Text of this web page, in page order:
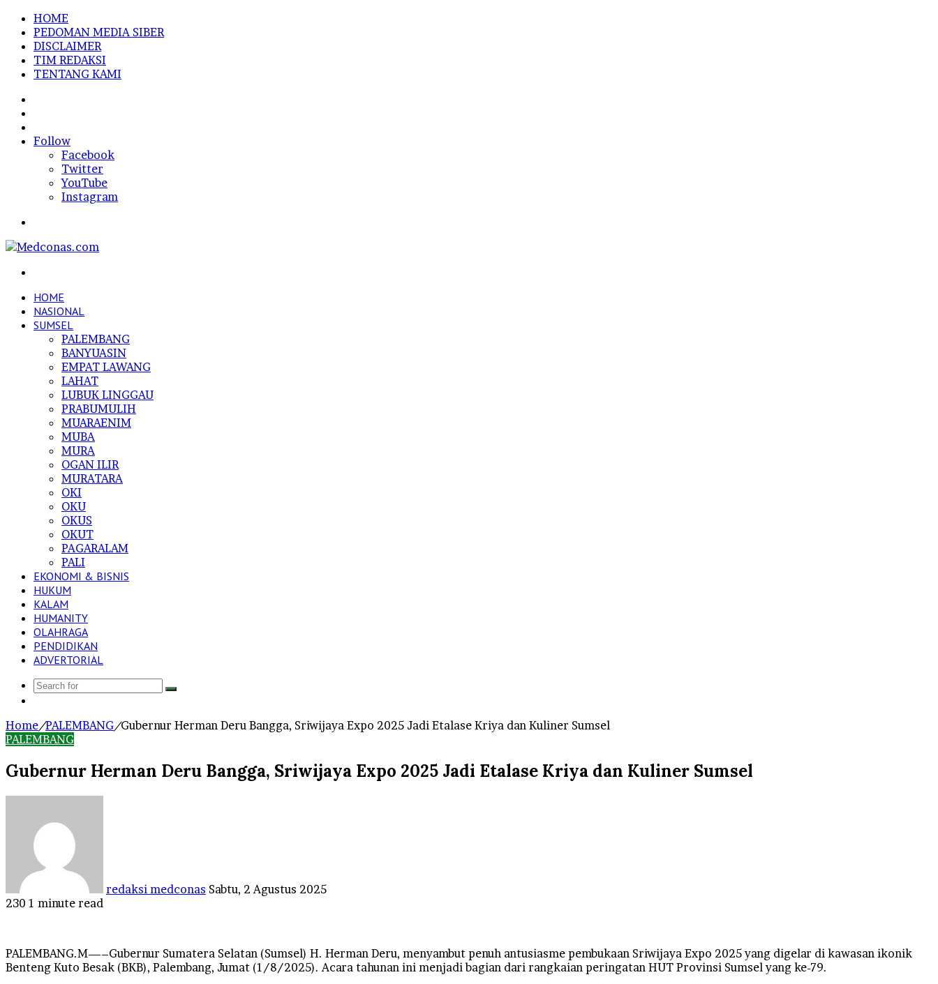
HOME
PEDOMAN MEDIA SIBER
DISCLAIMER
TIM REDAKSI
TENTANG KAMI
In
Follow
Facebook
Twitter
YouTube
Instagram
HOME
NASIONAL
SUMSEL
PALEMBANG
BANYUASIN
EMPAT LAWANG
LAHAT
LUBUK LINGGAU
PRABUMULIH
MUARAENIM
MUBA
MURA
OGAN ILIR
MURATARA
OKI
OKU
OKUS
OKUT
PAGARALAM
PALI
EKONOMI & BISNIS
HUKUM
KALAM
HUMANITY
OLAHRAGA
PENDIDIKAN
ADVERTORIAL
Search
Home/PALEMBANG/Gubernur Herman Deru Bangga, Sriwijaya Expo 2025 Jadi Etalase Kriya dan Kuliner Sumsel
PALEMBANG
Gubernur Herman Deru Bangga, Sriwijaya Expo 2025 Jadi Etalase Kriya dan Kuliner Sumsel
redaksi medconas Sabtu, 2 Agustus 2025
230 1 minute read
PALEMBANG.M—–Gubernur Sumatera Selatan (Sumsel) H. Herman Deru, menyambut penuh antusiasme pembukaan Sriwijaya Expo 2025 yang digelar di kawasan ikonik
Benteng Kuto Besak (BKB), Palembang, Jumat (1/8/2025). Acara tahunan ini menjadi bagian dari rangkaian peringatan HUT Provinsi Sumsel yang ke-79.